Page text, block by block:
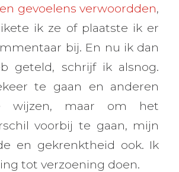
gevoelens verwoordden,
ik ze of plaatste ik er
bij. En nu ik dan
geteld, schrijf ik alsnog.
te gaan en anderen
wijzen, maar om het
voorbij te gaan, mijn
en gekrenktheid ook. Ik
tot verzoening doen.